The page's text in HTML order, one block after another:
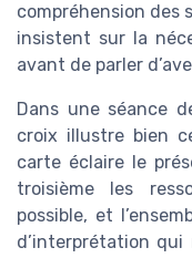
compréhension des
insistent sur la
avant de parler
Dans une séance
croix illustre bien
carte éclaire le
troisième les
possible, et
d’interprétation